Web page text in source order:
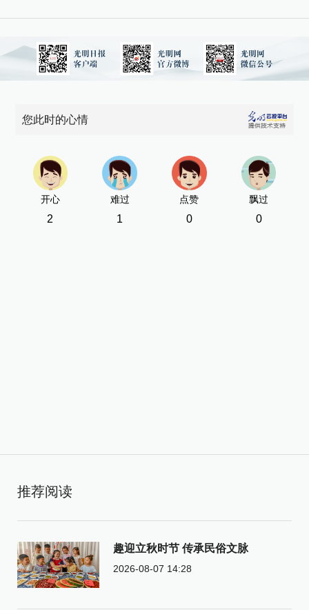
您此时的心情
开心
2
难过
1
点赞
0
飘过
0
推荐阅读
趣迎立秋时节 传承民俗文脉
2026-08-07 14:28